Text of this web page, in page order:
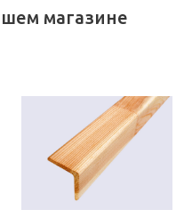
магазине